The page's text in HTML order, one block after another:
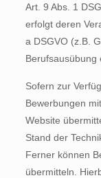
Art. 9 Abs. 1
erfolgt deren
a DSGVO (z.B.
Berufsausübung
Sofern zur
Bewerbungen
Website
Stand der
Ferner können
übermitteln.